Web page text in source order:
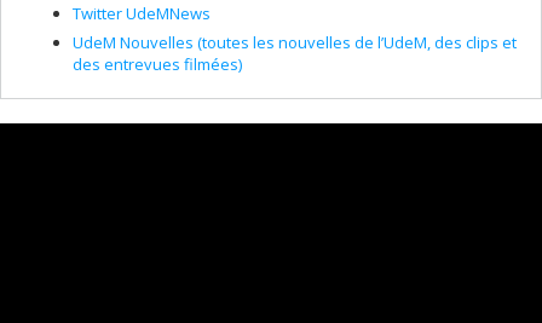
Twitter UdeMNews
UdeM Nouvelles (toutes les nouvelles de l’UdeM, des clips et
des entrevues filmées)